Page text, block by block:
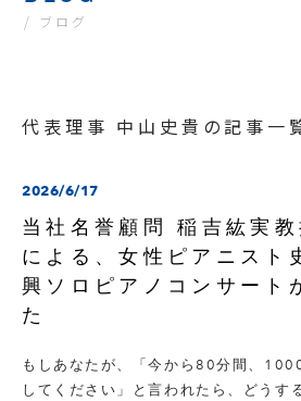
/ ブログ
代表理事 中山史貴の記事一
2026/6/17
当社名誉顧問 稲吉紘実教
による、女性ピアニスト
興ソロピアノコンサート
た
もしあなたが、「今から80分間、
してください」と言われたら、どうす